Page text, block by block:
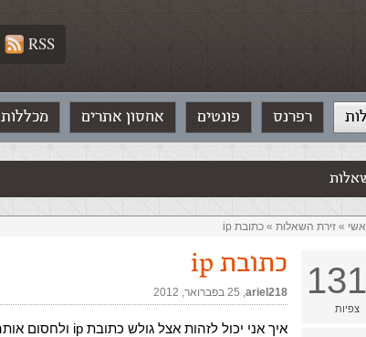
RSS
רפרנס פונטים אחסון אתרים מכללות
» ‏זירת השאלות‏ » כתובת ip
צפיות
כתובת ip
ariel218
,‏ 25 בפברואר, 2012
איך אני יכול לזהות אצל גולש כתובת ip ולחסום אותה?